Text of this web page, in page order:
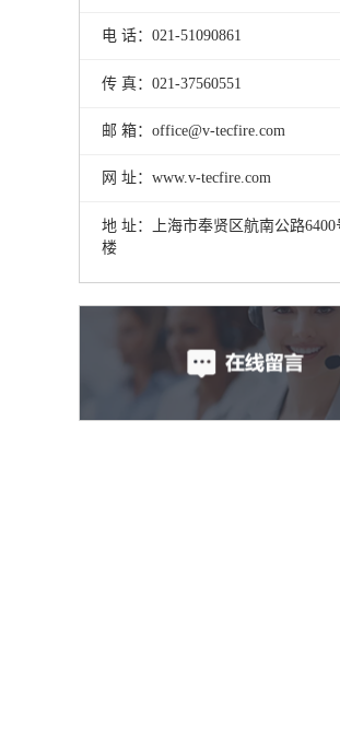
电 话：021-51090861
传 真：021-37560551
邮 箱：office@v-tecfire.com
网 址：www.v-tecfire.com
地 址：上海市奉贤区航南公路6400
楼